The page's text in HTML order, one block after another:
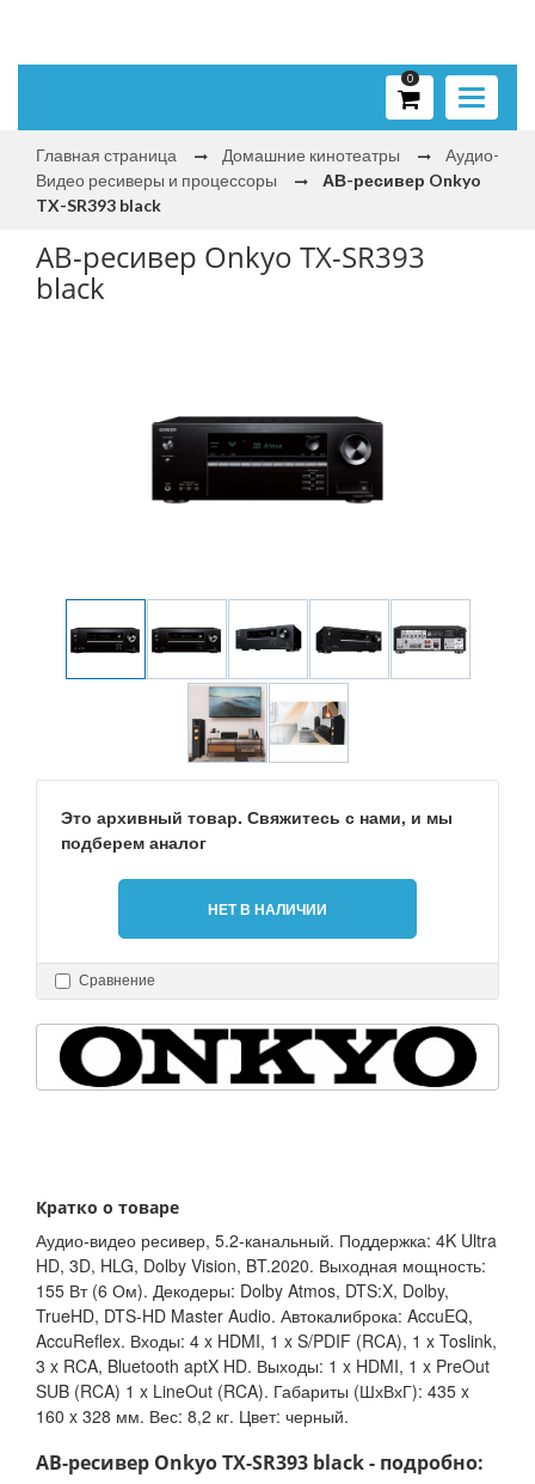
Toggle
0
Главная страница Домашние кинотеатры
Аудио-
Видео ресиверы и процессоры
АВ-ресивер Onkyo
TX-SR393 black
АВ-ресивер Onkyo TX-SR393
black
Это архивный товар. Свяжитесь с нами, и мы
подберем аналог
НЕТ В НАЛИЧИИ
Сравнение
Кратко о товаре
Аудио-видео ресивер, 5.2-канальный. Поддержка: 4K Ultra
HD, 3D, HLG, Dolby Vision, BT.2020. Выходная мощность:
155 Вт (6 Ом). Декодеры: Dolby Atmos, DTS:X, Dolby,
TrueHD, DTS-HD Master Audio. Автокалиброка: AccuEQ,
AccuReflex. Входы: 4 x HDMI, 1 x S/PDIF (RCA), 1 x Toslink,
3 x RCA, Bluetooth aptX HD. Выходы: 1 x HDMI, 1 x PreOut
SUB (RCA) 1 x LineOut (RCA). Габариты (ШхВхГ): 435 x
160 x 328 мм. Вес: 8,2 кг. Цвет: черный.
АВ-ресивер Onkyo TX-SR393 black - подробно: